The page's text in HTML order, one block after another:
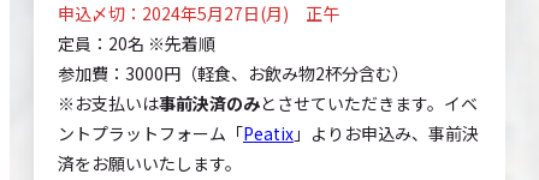
申込〆切：2024年5月27日(月) 正午
定員：20名 ※先着順
参加費：3000円（軽食、お飲み物2杯分含む）
※お支払いは事前決済のみとさせていただきます。イベ
ントプラットフォーム「Peatix 」よりお申込み、事前決
済をお願いいたします。